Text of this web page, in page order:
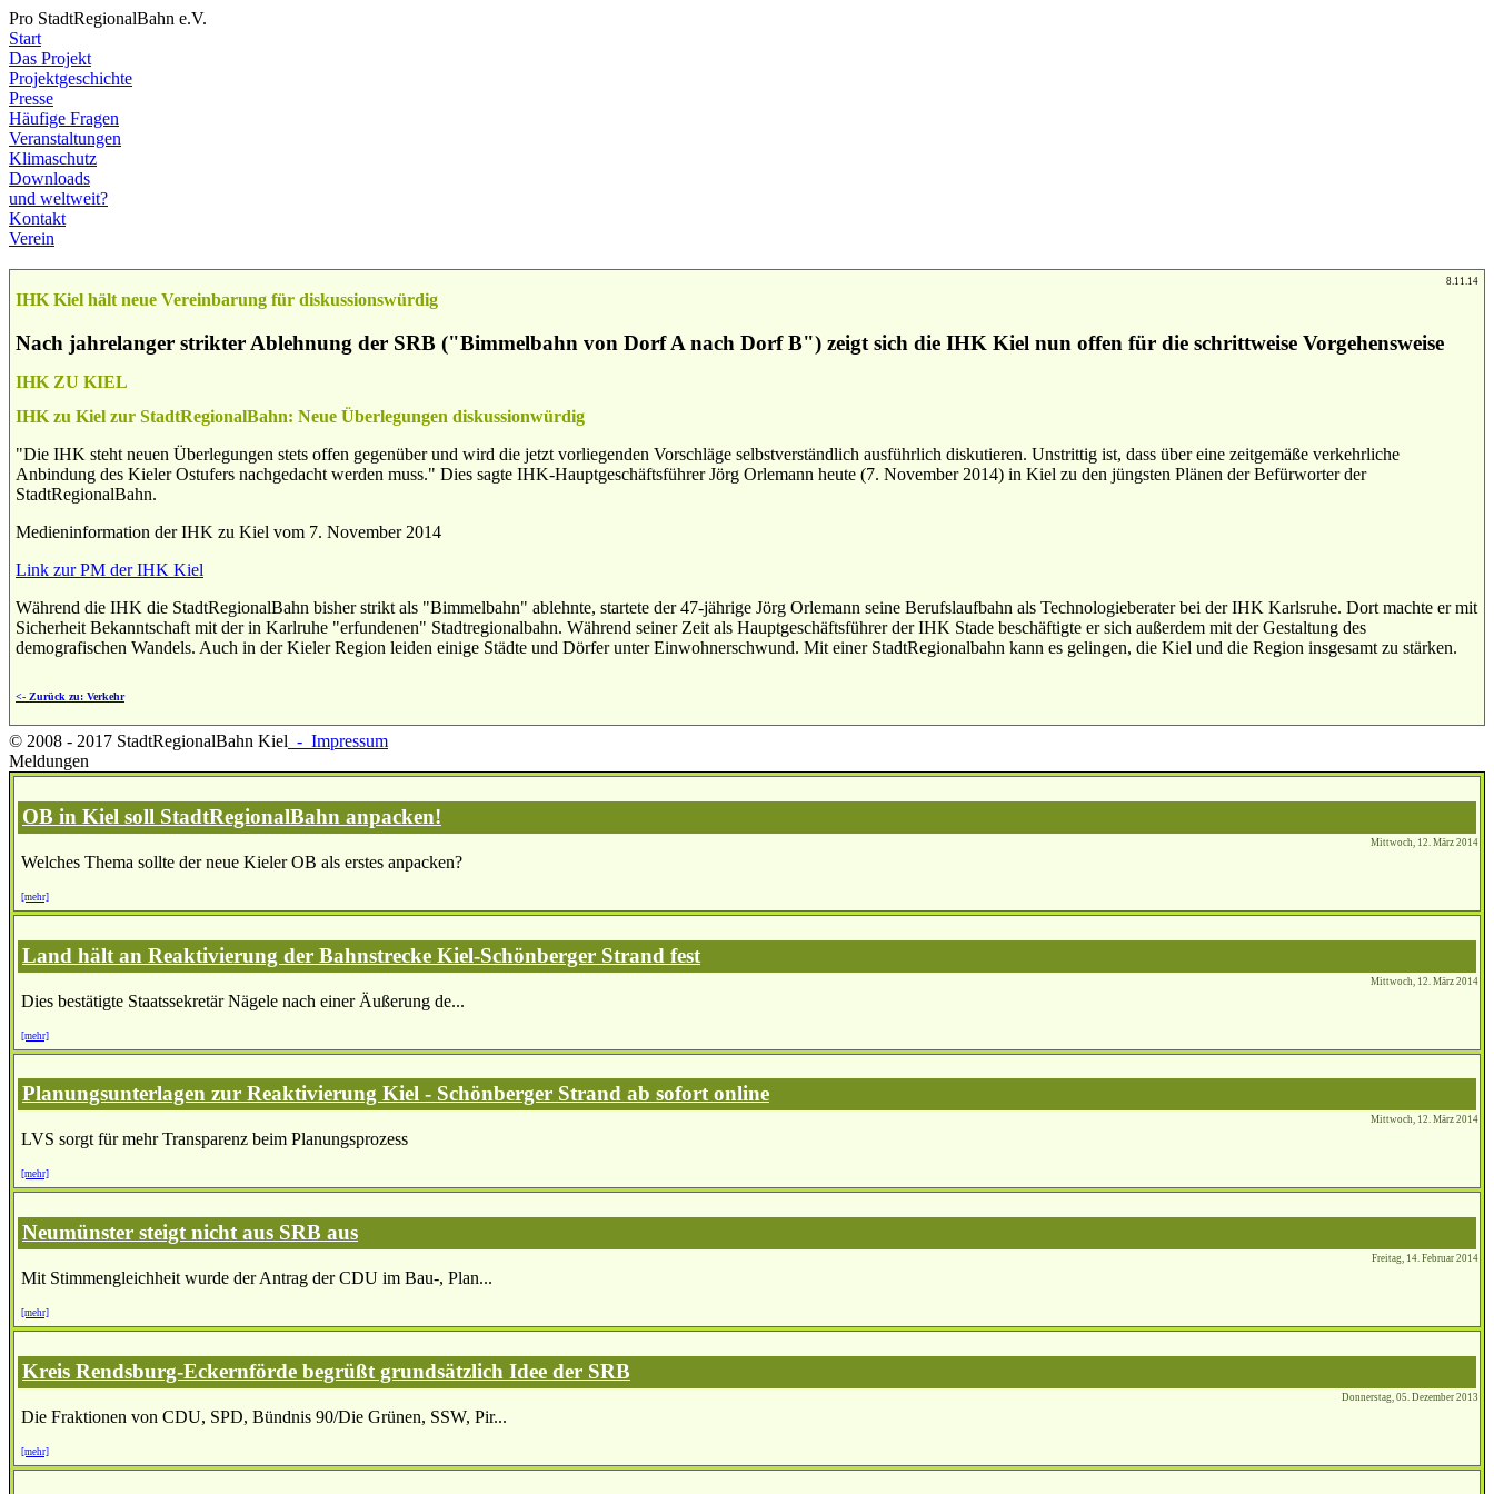
Pro StadtRegionalBahn e.V.
Start
Das Projekt
Projektgeschichte
Presse
Häufige Fragen
Veranstaltungen
Klimaschutz
Downloads
und weltweit?
Kontakt
Verein
8.11.14
IHK Kiel hält neue Vereinbarung für diskussionswürdig
Nach jahrelanger strikter Ablehnung der SRB ("Bimmelbahn von Dorf A nach Dorf B") zeigt sich die IHK Kiel nun offen für die schrittweise Vorgehensweise
IHK ZU KIEL
IHK zu Kiel zur StadtRegionalBahn: Neue Überlegungen diskussionwürdig
"Die IHK steht neuen Überlegungen stets offen gegenüber und wird die jetzt vorliegenden Vorschläge selbstverständlich ausführlich diskutieren. Unstrittig ist, dass über eine zeitgemäße verkehrliche
Anbindung des Kieler Ostufers nachgedacht werden muss." Dies sagte IHK-Hauptgeschäftsführer Jörg Orlemann heute (7. November 2014) in Kiel zu den jüngsten Plänen der Befürworter der
StadtRegionalBahn.
Medieninformation der IHK zu Kiel vom 7. November 2014
Link zur PM der IHK Kiel
Während die IHK die StadtRegionalBahn bisher strikt als "Bimmelbahn" ablehnte, startete der 47-jährige Jörg Orlemann seine Berufslaufbahn als Technologieberater bei der IHK Karlsruhe. Dort machte er mit
Sicherheit Bekanntschaft mit der in Karlruhe "erfundenen" Stadtregionalbahn. Während seiner Zeit als Hauptgeschäftsführer der IHK Stade beschäftigte er sich außerdem mit der Gestaltung des
demografischen Wandels. Auch in der Kieler Region leiden einige Städte und Dörfer unter Einwohnerschwund. Mit einer StadtRegionalbahn kann es gelingen, die Kiel und die Region insgesamt zu stärken.
<- Zurück zu: Verkehr
© 2008 - 2017 StadtRegionalBahn Kiel - Impressum
Meldungen
OB in Kiel soll StadtRegionalBahn anpacken!
Mittwoch, 12. März 2014
Welches Thema sollte der neue Kieler OB als erstes anpacken?
[mehr]
Land hält an Reaktivierung der Bahnstrecke Kiel-Schönberger Strand fest
Mittwoch, 12. März 2014
Dies bestätigte Staatssekretär Nägele nach einer Äußerung de...
[mehr]
Planungsunterlagen zur Reaktivierung Kiel - Schönberger Strand ab sofort online
Mittwoch, 12. März 2014
LVS sorgt für mehr Transparenz beim Planungsprozess
[mehr]
Neumünster steigt nicht aus SRB aus
Freitag, 14. Februar 2014
Mit Stimmengleichheit wurde der Antrag der CDU im Bau-, Plan...
[mehr]
Kreis Rendsburg-Eckernförde begrüßt grundsätzlich Idee der SRB
Donnerstag, 05. Dezember 2013
Die Fraktionen von CDU, SPD, Bündnis 90/Die Grünen, SSW, Pir...
[mehr]